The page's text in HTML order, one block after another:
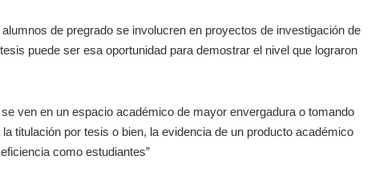
de pregrado se involucren en proyectos de investigación de
puede ser esa oportunidad para demostrar el nivel que lograron
ven en un espacio académico de mayor envergadura o tomando
titulación por tesis o bien, la evidencia de un producto académico
como estudiantes”